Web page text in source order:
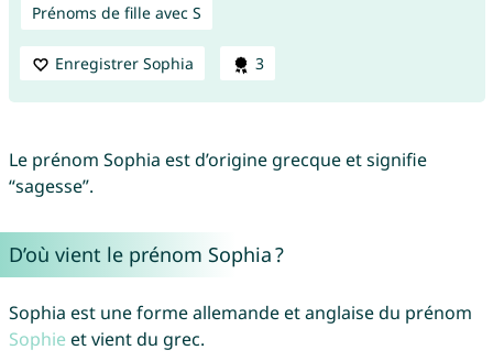
Prénoms de fille avec S
Enregistrer Sophia 3
Le prénom Sophia est d’origine grecque et signifie
“sagesse”.
D’où vient le prénom Sophia ?
Sophia est une forme allemande et anglaise du prénom
Sophie et vient du grec.